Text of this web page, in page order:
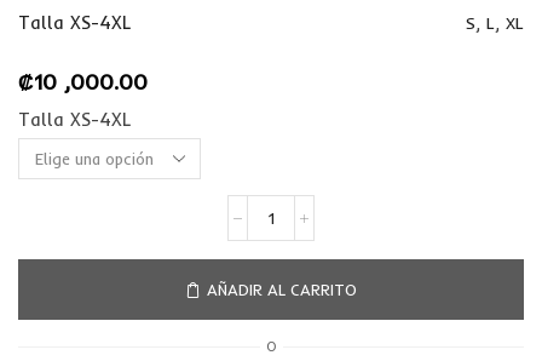
Talla XS-4XL S, L, XL
₡10 ,000.00
Talla XS-4XL
AÑADIR AL CARRITO
O